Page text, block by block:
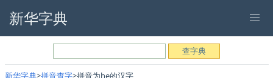
新华字典
新华字典 拼音查字 拼音为he的汉字